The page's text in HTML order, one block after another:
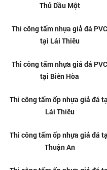
Phường Tân Sơn Nhất, TPHCM